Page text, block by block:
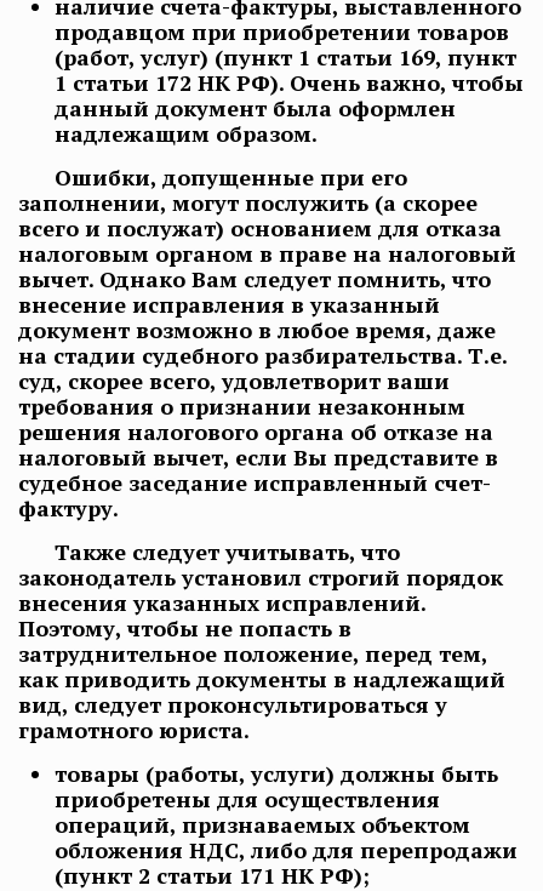
продавцом при приобретении товаров
(работ, услуг) (пункт 1 статьи 169, пункт
1 статьи 172 НК РФ). Очень важно, чтобы
данный документ была оформлен
надлежащим образом.
Ошибки, допущенные при его
заполнении, могут послужить (а скорее
всего и послужат) основанием для отказа
налоговым органом в праве на налоговый
вычет. Однако Вам следует помнить, что
внесение исправления в указанный
документ возможно в любое время, даже
на стадии судебного разбирательства. Т.е.
суд, скорее всего, удовлетворит ваши
требования о признании незаконным
решения налогового органа об отказе на
налоговый вычет, если Вы представите в
судебное заседание исправленный счет-
фактуру.
Также следует учитывать, что
законодатель установил строгий порядок
внесения указанных исправлений.
Поэтому, чтобы не попасть в
затруднительное положение, перед тем,
как приводить документы в надлежащий
вид, следует проконсультироваться у
грамотного юриста.
товары (работы, услуги) должны быть
приобретены для осуществления
операций, признаваемых объектом
обложения НДС, либо для перепродажи
(пункт 2 статьи 171 НК РФ);